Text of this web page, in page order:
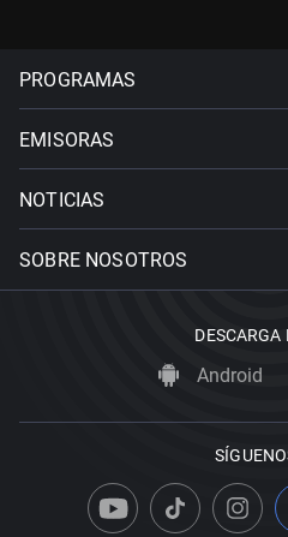
PROGRAMAS
EMISORAS
NOTICIAS
SOBRE NOSOTROS
DESCARGA
Android